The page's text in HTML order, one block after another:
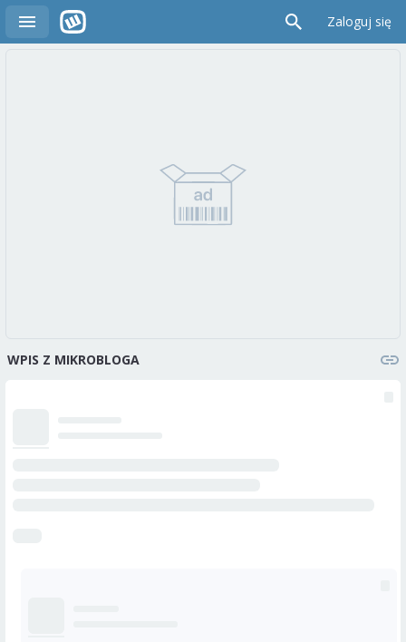
Zaloguj się
WPIS Z MIKROBLOGA